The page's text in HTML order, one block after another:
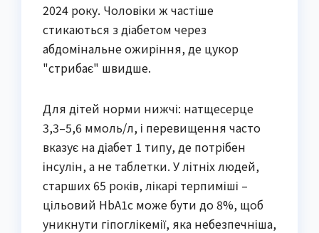
2024 року. Чоловіки ж частіше
стикаються з діабетом через
абдомінальне ожиріння, де цукор
"стрибає" швидше.
Для дітей норми нижчі: натщесерце
3,3–5,6 ммоль/л, і перевищення часто
вказує на діабет 1 типу, де потрібен
інсулін, а не таблетки. У літніх людей,
старших 65 років, лікарі терпиміші –
цільовий HbA1c може бути до 8%, щоб
уникнути гіпоглікемії, яка небезпечніша,